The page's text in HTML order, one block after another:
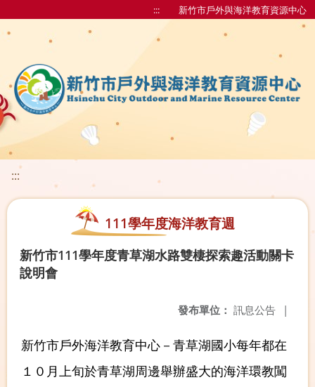
::: 新竹市戶外與海洋教育資源中心
:::
111學年度海洋教育週
新竹市111學年度青草湖水路雙棲探索趣活動關卡
說明會
發布單位： 訊息公告 |
新竹市戶外海洋教育中心－青草湖國小每年都在
１０月上旬於青草湖周邊舉辦盛大的海洋環教闖